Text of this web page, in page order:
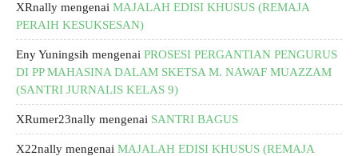
XRnally mengenai MAJALAH EDISI KHUSUS (REMAJA
PERAIH KESUKSESAN)
Eny Yuningsih mengenai PROSESI PERGANTIAN PENGURUS
DI PP MAHASINA DALAM SKETSA M. NAWAF MUAZZAM
(SANTRI JURNALIS KELAS 9)
XRumer23nally mengenai SANTRI BAGUS
X22nally mengenai MAJALAH EDISI KHUSUS (REMAJA